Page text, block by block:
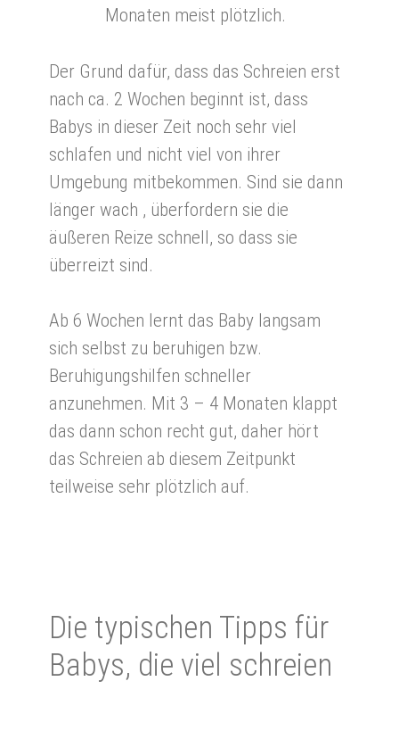
Monaten meist plötzlich.
Der Grund dafür, dass das Schreien erst
nach ca. 2 Wochen beginnt ist, dass
Babys in dieser Zeit noch sehr viel
schlafen und nicht viel von ihrer
Umgebung mitbekommen. Sind sie dann
länger wach , überfordern sie die
äußeren Reize schnell, so dass sie
überreizt sind.
Ab 6 Wochen lernt das Baby langsam
sich selbst zu beruhigen bzw.
Beruhigungshilfen schneller
anzunehmen. Mit 3 – 4 Monaten klappt
das dann schon recht gut, daher hört
das Schreien ab diesem Zeitpunkt
teilweise sehr plötzlich auf.
Die ty­pi­schen Tipps für
Babys, die viel schrei­en